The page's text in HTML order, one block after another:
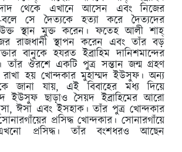
থেকে এখানে আসেন এবং নিজের
সে দৈত্যকে হত্যা করে দৈত্যদের
স্থান মুক্ত করেন। ফতেহ আলী শাহ্
রাজধানী স্থাপন করেন এবং তাঁর বড়
বানুকে হযরত ইব্রাহিম দানিশমান্দের
তাঁর ঔরশে একটি পুত্র সন্তান জন্ম গ্রহণ
হয় খোন্দকার মুহাম্মদ ইউসুফ। অন্য
জানা যায়, এই বিবাহের মধ্য দিয়ে
ইউসুফ ছাড়াও সৈয়দ ইব্রাহিমের আরো
ঈসা এবং ইসহাক। তাঁর পুত্র খোন্দকার
প্রসিদ্ধ খোন্দকার। সোনারগাঁয়ে
প্রসিদ্ধ। তাঁর বংশধরও আছেন